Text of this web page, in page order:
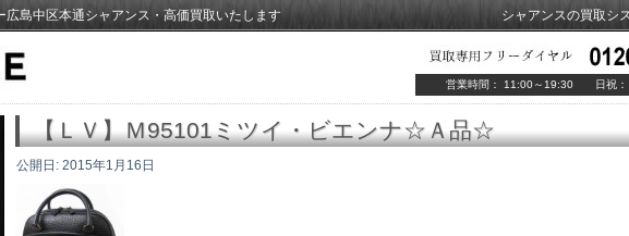
シャアンスの買取シ
島中区本通シャアンス・高価買取いたします
営業時間： 11:00～19:30 日祝：
【ＬＶ】Ｍ95101ミツイ・ビエンナ☆Ａ品☆
公開日: 2015年1月16日